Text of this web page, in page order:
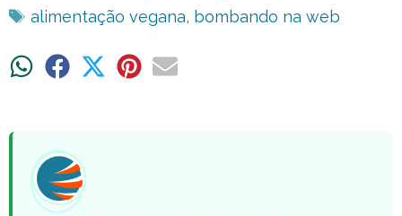
Tags
alimentação vegana, bombando na web
ShareShare ShareShareShare